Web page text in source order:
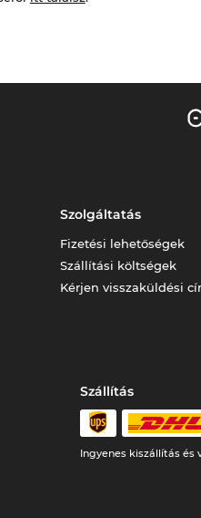
Szolgáltatás
Fizetési lehetőségek
Szállítási költségek
Kérjen visszaküldési
Szállítás
Ingyenes kiszállítás és